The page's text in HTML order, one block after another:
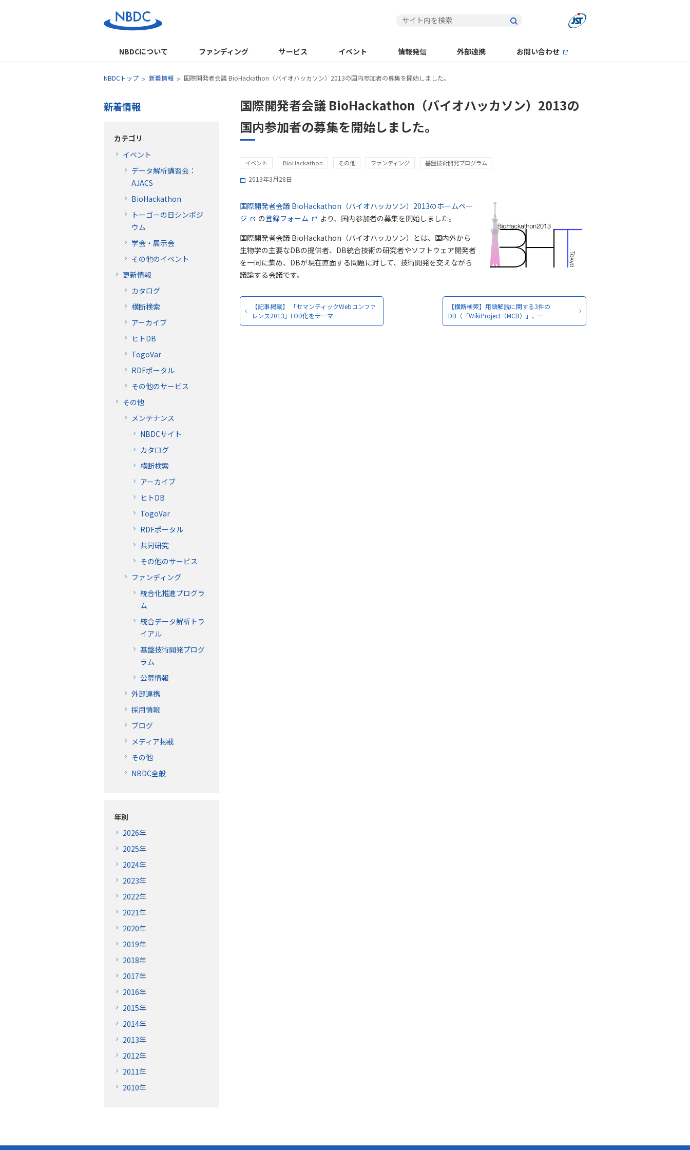
NBDCについて ファンディング サービス イベント 情報発信 外部連携 お問い合わせ
NBDCトップ 新着情報 国際開発者会議 BioHackathon（バイオハッカソン）2013の国内参加者の募集を開始しました。
国際開発者会議 BioHackathon（バイオハッカソン）2013の
国内参加者の募集を開始しました。
イベント BioHackathon その他 ファンディング 基盤技術開発プログラム
2013年3月28日
国際開発者会議 BioHackathon（バイオハッカソン）2013のホームペー
ジ
の登録フォーム
より、国内参加者の募集を開始しました。
国際開発者会議 BioHackathon（バイオハッカソン）とは、国内外から
生物学の主要なDBの提供者、DB統合技術の研究者やソフトウェア開発者
を一同に集め、DBが現在直面する問題に対して、技術開発を交えながら
議論する会議です。
【記事掲載】 「セマンティックWebコンファ
レンス2013」LOD化をテーマ…
【横断検索】用語解説に関する3件の
DB（「WikiProject（MCB）」、…
新着情報
カテゴリ
イベント
データ解析講習会：
AJACS
BioHackathon
トーゴーの日シンポジ
ウム
学会・展示会
その他のイベント
更新情報
カタログ
横断検索
アーカイブ
ヒトDB
TogoVar
RDFポータル
その他のサービス
その他
メンテナンス
NBDCサイト
カタログ
横断検索
アーカイブ
ヒトDB
TogoVar
RDFポータル
共同研究
その他のサービス
ファンディング
統合化推進プログラ
ム
統合データ解析トラ
イアル
基盤技術開発プログ
ラム
公募情報
外部連携
採用情報
ブログ
メディア掲載
その他
NBDC全般
年別
2026年
2025年
2024年
2023年
2022年
2021年
2020年
2019年
2018年
2017年
2016年
2015年
2014年
2013年
2012年
2011年
2010年